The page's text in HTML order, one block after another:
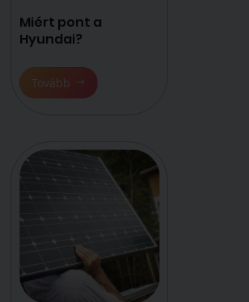
Miért pont a
Hyundai?
Tovább